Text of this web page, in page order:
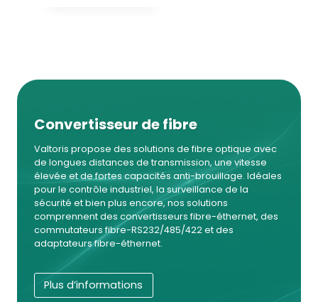
Convertisseur de fibre
Valtoris propose des solutions de fibre optique avec
de longues distances de transmission, une vitesse
élevée et de fortes capacités anti-brouillage. Idéales
pour le contrôle industriel, la surveillance de la
sécurité et bien plus encore, nos solutions
comprennent des convertisseurs fibre-éthernet, des
commutateurs fibre-RS232/485/422 et des
adaptateurs fibre-éthernet.
Plus d’informations